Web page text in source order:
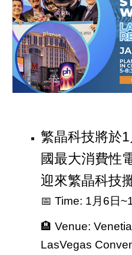
繁晶科技將於
國最大消費性
迎來繁晶科技
📅 Time: 1月6日
🏨 Venue:
LasVegas